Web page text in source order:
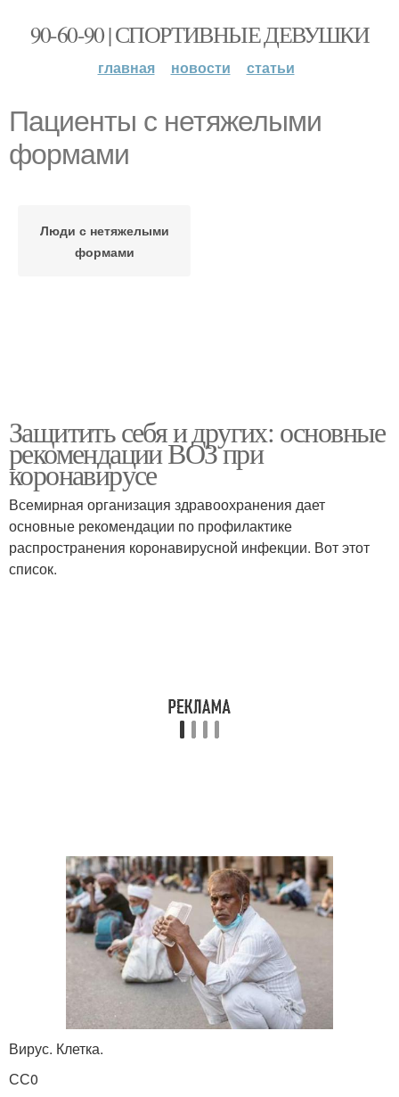
90-60-90 | СПОРТИВНЫЕ ДЕВУШКИ
главная новости статьи
Пациенты с нетяжелыми
формами
Люди с нетяжелыми
формами
Защитить себя и других: основные
рекомендации ВОЗ при
коронавирусе
Всемирная организация здравоохранения дает
основные рекомендации по профилактике
распространения коронавирусной инфекции. Вот этот
список.
Вирус. Клетка.
СС0